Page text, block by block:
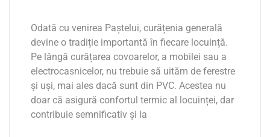
Odată cu venirea Paștelui, curățenia generală
devine o tradiție importantă în fiecare locuință.
Pe lângă curățarea covoarelor, a mobilei sau a
electrocasnicelor, nu trebuie să uităm de ferestre
și uși, mai ales dacă sunt din PVC. Acestea nu
doar că asigură confortul termic al locuinței, dar
contribuie semnificativ și la